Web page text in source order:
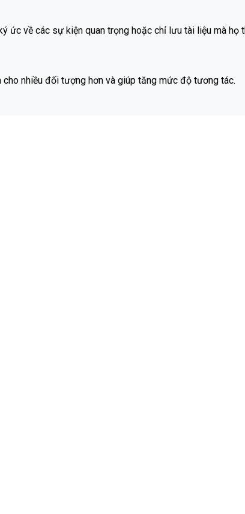
ức về các sự kiện quan trọng hoặc chỉ lưu tài liệu mà họ
nhiều đối tượng hơn và giúp tăng mức độ tương tác.